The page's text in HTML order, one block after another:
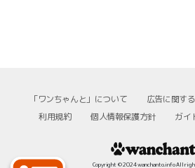
「ワンちゃんと」について
広告に関す
利用規約
個人情報保護方針 ガイ
Copyright © 2024 wanchanto.info All